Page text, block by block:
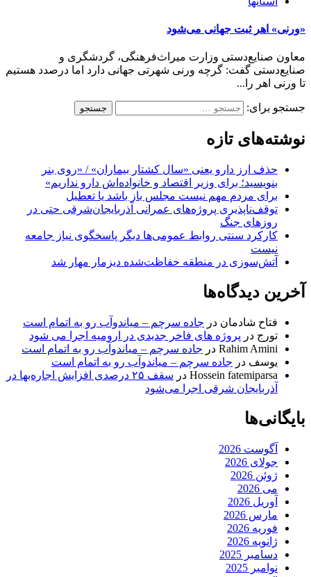
«ورنی» اهر ثبت جهانی می‌شود
معاون صنایع‌دستی وزارت میراث‌فرهنگی، گردشگری و
صنایع‌دستی گفت: گرچه ورنی شهرتی جهانی دارد اما درصدد هستیم
تا ورنی اهر را...
جستجو برای:
نوشته‌های تازه
حذف ارز دارو یعنی «سال کشتار بیماران» / «روی بنر
بنویسید؛ برای وزیر اقتصاد و خانواده‌اش دارو نداریم»
برای مردم مهم نیست مجلس باز باشد یا تعطیل
توقف‌ناپذیری پروژه‌های عمرانی آذربایجان‌شرقی حتی در
روزهای جنگ
کارکرد سنتی روابط عمومی‌ها دیگر پاسخگوی نیاز جامعه
نیست
آتش‌سوزی در منطقه حفاظت‌شده دیزمار مهار شد
آخرین دیدگاه‌ها
فتاح شادمان در جاده سرچم – میاندوآب رو به اتمام است
تورج در پروژه های فاخر جدیدی در ارومیه اجرا می شود
Rahim Amini در جاده سرچم – میاندوآب رو به اتمام است
یوسف در جاده سرچم – میاندوآب رو به اتمام است
Hossein fatemiparsa در
سقف ۲۵ درصدی افزایش اجاره‌بها در
آذربایجان شرقی اجرا می‌شود
بایگانی‌ها
آگوست 2026
جولای 2026
ژوئن 2026
می 2026
آوریل 2026
مارس 2026
فوریه 2026
ژانویه 2026
دسامبر 2025
نوامبر 2025